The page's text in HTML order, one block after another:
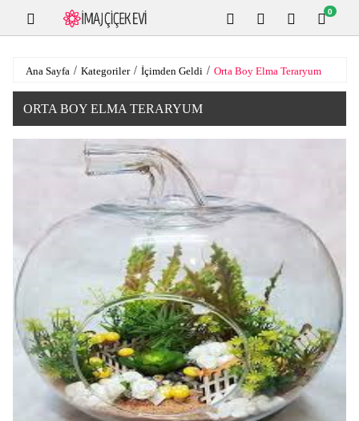
0
Ana Sayfa Kategoriler İçimden Geldi Orta Boy Elma Teraryum
ORTA BOY ELMA TERARYUM